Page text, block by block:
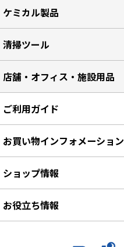
ケミカル製品
清掃ツール
店舗・オフィス・施設用品
ご利用ガイド
お買い物インフォメーション
ショップ情報
お役立ち情報